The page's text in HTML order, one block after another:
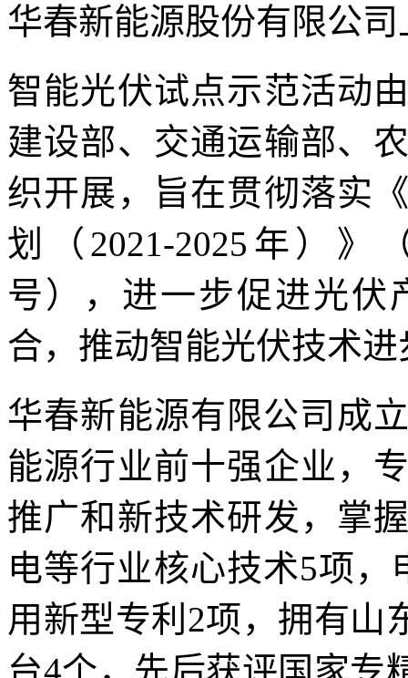
华春新能源股份有限公
智能光伏试点示范活动
建设部、交通运输部、
织开展，旨在贯彻落实
划（2021-2025年）》
号），进一步促进光伏
合，推动智能光伏技术
华春新能源有限公司成
能源行业前十强企业，
推广和新技术研发，掌
电等行业核心技术5项
用新型专利2项，拥有山
台4个，先后获评国家专